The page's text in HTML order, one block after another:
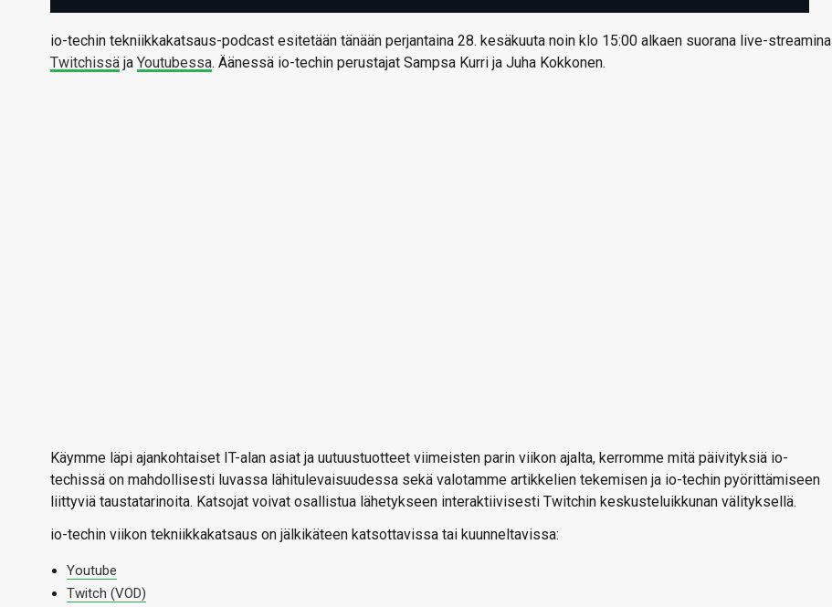
io-techin tekniikkakatsaus-podcast esitetään tänään perjantaina 28. kesäkuuta noin klo 15:00 alkaen suorana live-streamina
Twitchissä ja Youtubessa. Äänessä io-techin perustajat Sampsa Kurri ja Juha Kokkonen.
Käymme läpi ajankohtaiset IT-alan asiat ja uutuustuotteet viimeisten parin viikon ajalta, kerromme mitä päivityksiä io-
techissä on mahdollisesti luvassa lähitulevaisuudessa sekä valotamme artikkelien tekemisen ja io-techin pyörittämiseen
liittyviä taustatarinoita. Katsojat voivat osallistua lähetykseen interaktiivisesti Twitchin keskusteluikkunan välityksellä.
io-techin viikon tekniikkakatsaus on jälkikäteen katsottavissa tai kuunneltavissa:
Youtube
Twitch (VOD)